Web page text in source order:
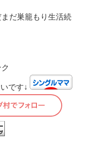
だ巣籠もり生活続
です↓